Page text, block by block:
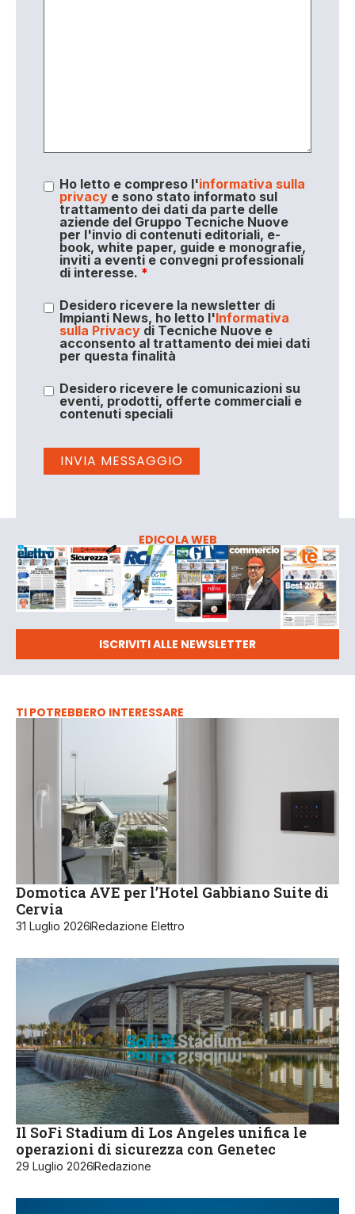
Ho letto e compreso l'informativa sulla
privacye sono stato informato sul
trattamento dei dati da parte delle
aziende del Gruppo Tecniche Nuove
per l'invio di contenuti editoriali, e-
book, white paper, guide e monografie,
inviti a eventi e convegni professionali
di interesse. *
Desidero ricevere la newsletter di
Impianti News, ho letto l'Informativa
sulla Privacydi Tecniche Nuove e
acconsento al trattamento dei miei dati
per questa finalità
Desidero ricevere le comunicazioni su
eventi, prodotti, offerte commerciali e
contenuti speciali
EDICOLA WEB
ISCRIVITI ALLE NEWSLETTER
TI POTREBBERO INTERESSARE
Domotica AVE per l’Hotel Gabbiano Suite di
Cervia
31 Luglio 2026Redazione Elettro
Il SoFi Stadium di Los Angeles unifica le
operazioni di sicurezza con Genetec
29 Luglio 2026Redazione